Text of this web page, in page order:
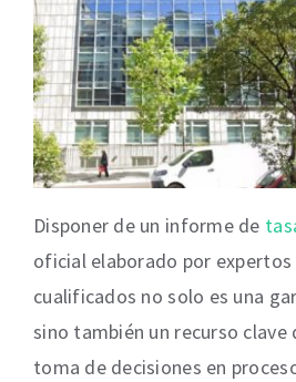
Disponer de un informe de
oficial elaborado por
cualificados no solo es una
sino también un recurso clave
toma de decisiones en